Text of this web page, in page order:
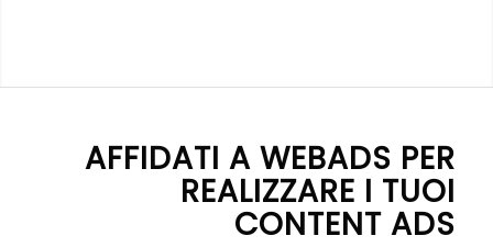
AFFIDATI A WEBADS PER
REALIZZARE I TUOI
CONTENT ADS